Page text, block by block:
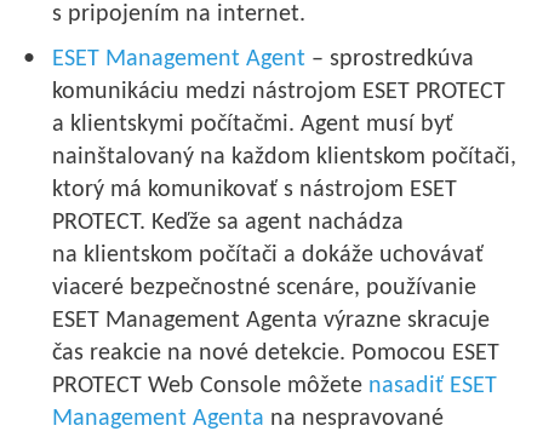
s pripojením na internet.
ESET Management Agent – sprostredkúva
komunikáciu medzi nástrojom ESET PROTECT
a klientskymi počítačmi. Agent musí byť
nainštalovaný na každom klientskom počítači,
ktorý má komunikovať s nástrojom ESET
PROTECT. Keďže sa agent nachádza
na klientskom počítači a dokáže uchovávať
viaceré bezpečnostné scenáre, používanie
ESET Management Agenta výrazne skracuje
čas reakcie na nové detekcie. Pomocou ESET
PROTECT Web Console môžete nasadiť ESET
Management Agenta na nespravované